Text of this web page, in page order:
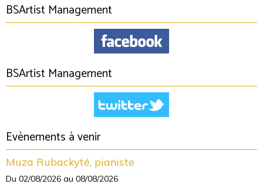
BSArtist Management
BSArtist Management
Evènements à venir
Muza Rubackyté, pianiste
Du 02/08/2026 au 08/08/2026